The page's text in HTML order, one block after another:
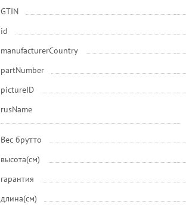
GTIN
id
manufacturerCountry
partNumber
pictureID
rusName
Вес брутто
высота(см)
гарантия
длина(см)